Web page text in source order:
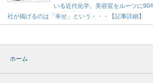
いる近代化学。美容室をルーツに90
社が掲げるのは「幸せ」という・・・【記事詳細】
ホーム